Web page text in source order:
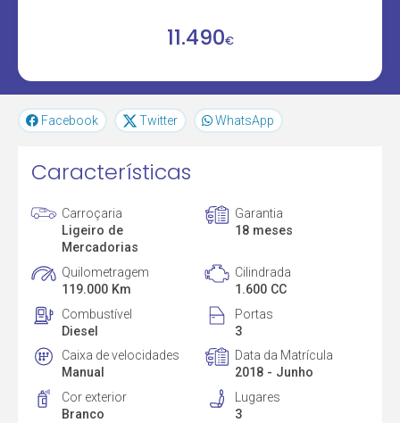
11.490€
Facebook Twitter WhatsApp
Características
Carroçaria
Ligeiro de
Mercadorias
Garantia
18 meses
Quilometragem
119.000 Km
Cilindrada
1.600 CC
Combustível
Diesel
Portas
3
Caixa de velocidades
Manual
Data da Matrícula
2018 - Junho
Cor exterior
Branco
Lugares
3